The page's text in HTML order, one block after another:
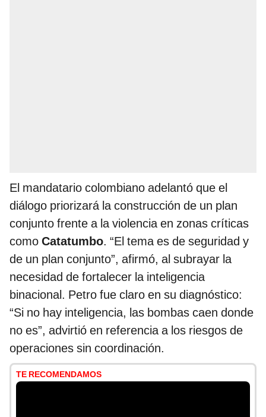
El mandatario colombiano adelantó que el
diálogo priorizará la construcción de un plan
conjunto frente a la violencia en zonas críticas
como Catatumbo. “El tema es de seguridad y
de un plan conjunto”, afirmó, al subrayar la
necesidad de fortalecer la inteligencia
binacional. Petro fue claro en su diagnóstico:
“Si no hay inteligencia, las bombas caen donde
no es”, advirtió en referencia a los riesgos de
operaciones sin coordinación.
TE RECOMENDAMOS